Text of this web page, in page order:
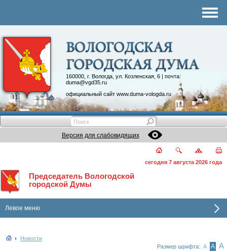
160000, г. Вологда, ул. Козленская, 6 | почта:
duma@vgd35.ru
официальный сайт www.duma-vologda.ru
Контакты
Депутатские объединения
Версия для слабовидящих
сегодня 7 августа 2026 года
Председатель Вологодской
городской Думы
Левое меню
Новости
Размер шрифта: А А А